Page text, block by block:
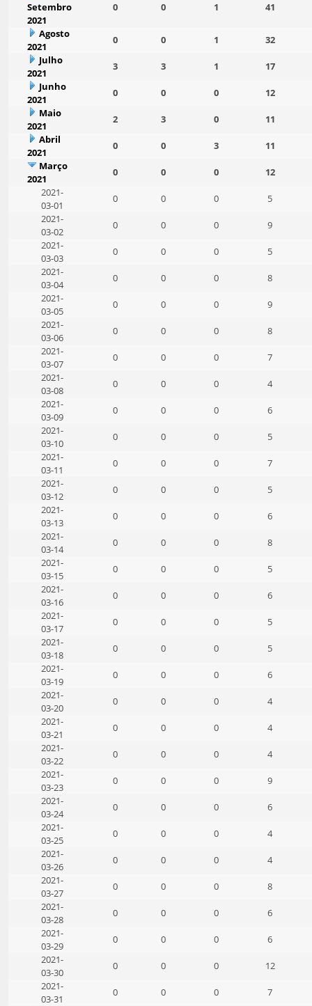
Setembro
2021
0 0 1 41
Agosto
2021
0 0 1
32
Julho
2021
3 3 1
17
Junho
2021
0 0 0
12
Maio
2021
2 3 0
11
Abril
2021
0 0 3
11
Março
2021
0 0 0
12
2021-
03-01
0 0 0
5
2021-
03-02
0 0 0
9
2021-
03-03
0 0 0
5
2021-
03-04
0 0 0
8
2021-
03-05
0 0 0
9
2021-
03-06
0 0 0
8
2021-
03-07
0 0 0
7
2021-
03-08
0 0 0
4
2021-
03-09
0 0 0
6
2021-
03-10
0 0 0
5
2021-
03-11
0 0 0
7
2021-
03-12
0 0 0
5
2021-
03-13
0 0 0
6
2021-
03-14
0 0 0
8
2021-
03-15
0 0 0
5
2021-
03-16
0 0 0
6
2021-
03-17
0 0 0
5
2021-
03-18
0 0 0
5
2021-
03-19
0 0 0
6
2021-
03-20
0 0 0
4
2021-
03-21
0 0 0
4
2021-
03-22
0 0 0
4
2021-
03-23
0 0 0
9
2021-
03-24
0 0 0
6
2021-
03-25
0 0 0
4
2021-
03-26
0 0 0
4
2021-
03-27
0 0 0
8
2021-
03-28
0 0 0
6
2021-
03-29
0 0 0
6
2021-
03-30
0 0 0
12
2021-
03-31
0 0 0 7